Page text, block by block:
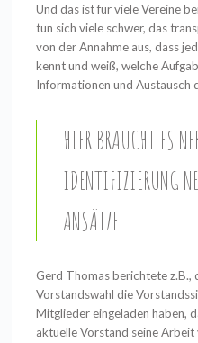
Und das ist für viele Vereine
tun sich viele schwer, das
von der Annahme aus, dass
kennt und weiß, welche
Informationen und Austausch
HIER BRAUCHT ES
IDENTIFIZIERUNG
ANSÄTZE.
Gerd Thomas berichtete z.B.,
Vorstandswahl die
Mitglieder eingeladen haben,
aktuelle Vorstand seine